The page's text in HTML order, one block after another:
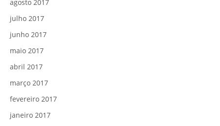
agosto 2017
julho 2017
junho 2017
maio 2017
abril 2017
março 2017
fevereiro 2017
janeiro 2017